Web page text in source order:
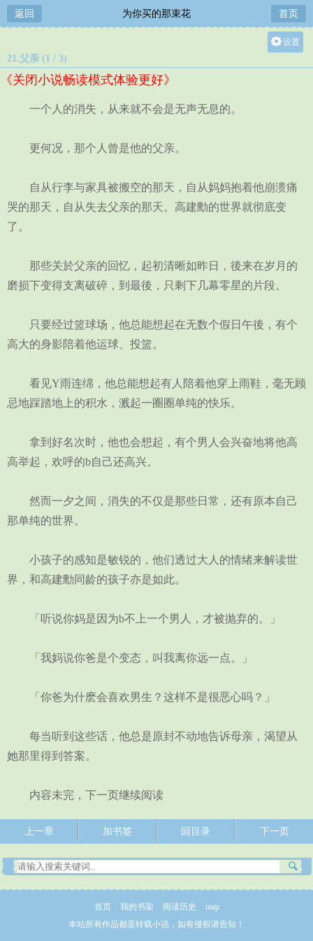
返回 为你买的那束花 首页
设置
21.父亲 (1 / 3)
《关闭小说畅读模式体验更好》
一个人的消失，从来就不会是无声无息的。
更何况，那个人曾是他的父亲。
自从行李与家具被搬空的那天，自从妈妈抱着他崩溃痛
哭的那天，自从失去父亲的那天。高建勳的世界就彻底变
了。
那些关於父亲的回忆，起初清晰如昨日，後来在岁月的
磨损下变得支离破碎，到最後，只剩下几幕零星的片段。
只要经过篮球场，他总能想起在无数个假日午後，有个
高大的身影陪着他运球、投篮。
看见Y雨连绵，他总能想起有人陪着他穿上雨鞋，毫无顾
忌地踩踏地上的积水，溅起一圈圈单纯的快乐。
拿到好名次时，他也会想起，有个男人会兴奋地将他高
高举起，欢呼的b自己还高兴。
然而一夕之间，消失的不仅是那些日常，还有原本自己
那单纯的世界。
小孩子的感知是敏锐的，他们透过大人的情绪来解读世
界，和高建勳同龄的孩子亦是如此。
「听说你妈是因为b不上一个男人，才被抛弃的。」
「我妈说你爸是个变态，叫我离你远一点。」
「你爸为什麽会喜欢男生？这样不是很恶心吗？」
每当听到这些话，他总是原封不动地告诉母亲，渴望从
她那里得到答案。
内容未完，下一页继续阅读
上一章 加书签 回目录 下一页
首页 我的书架 阅读历史
map
本站所有作品都是转载小说，如有侵权请告知！